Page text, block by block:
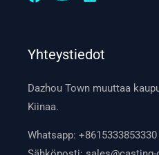
Yhteystiedot
Dazhou Town muuttaa
Kiinaa.
Whatsapp:+8615333853330